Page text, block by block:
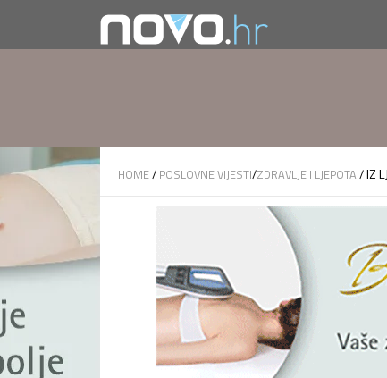
HOME/ POSLOVNE VIJESTI/ZDRAVLJE I LJEPOTA /IZ